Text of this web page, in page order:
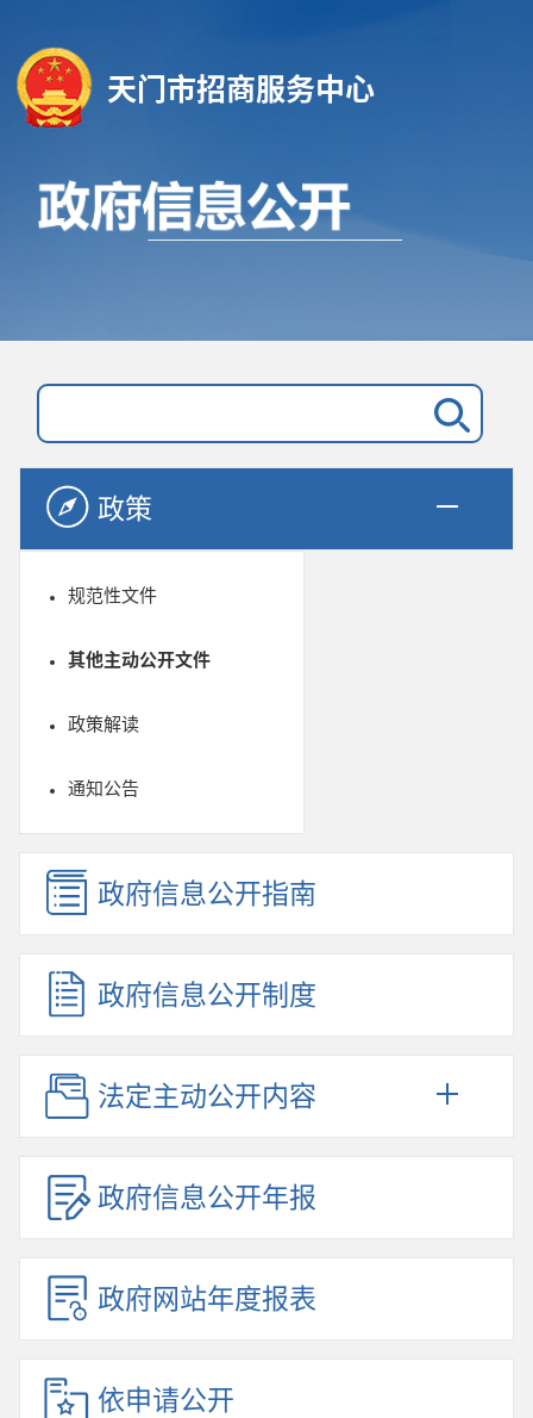
天门市招商服务中心
政策
规范性文件
其他主动公开文件
政策解读
通知公告
政府信息公开指南
政府信息公开制度
法定主动公开内容
政府信息公开年报
政府网站年度报表
依申请公开